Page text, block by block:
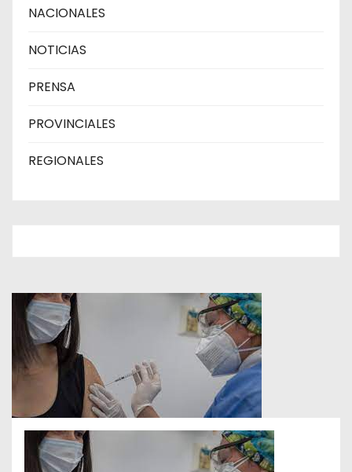
NACIONALES
NOTICIAS
PRENSA
PROVINCIALES
REGIONALES